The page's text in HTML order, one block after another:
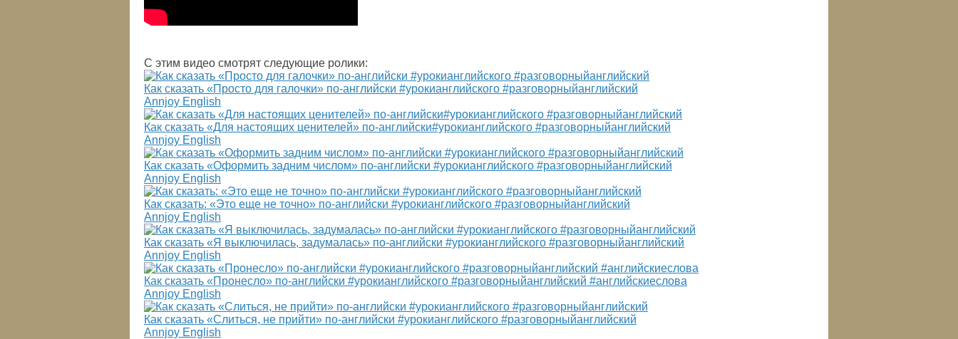
С этим видео смотрят следующие ролики:
Как сказать «Просто для галочки» по-английски #урокианглийского #разговорныйанглийский
Annjoy English
Как сказать «Для настоящих ценителей» по-английски#урокианглийского #разговорныйанглийский
Annjoy English
Как сказать «Оформить задним числом» по-английски #урокианглийского #разговорныйанглийский
Annjoy English
Как сказать: «Это еще не точно» по-английски #урокианглийского #разговорныйанглийский
Annjoy English
Как сказать «Я выключилась, задумалась» по-английски #урокианглийского #разговорныйанглийский
Annjoy English
Как сказать «Пронесло» по-английски #урокианглийского #разговорныйанглийский #английскиеслова
Annjoy English
Как сказать «Слиться, не прийти» по-английски #урокианглийского #разговорныйанглийский
Annjoy English